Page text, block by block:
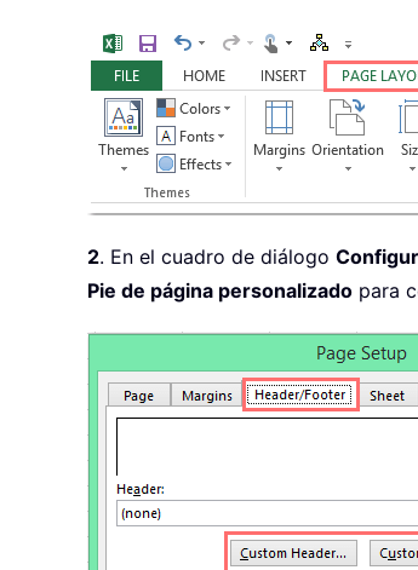
2. En el cuadro de diálogo
Pie de página personalizado para